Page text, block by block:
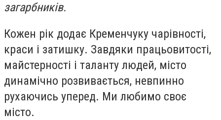
загарбників.
Кожен рік додає Кременчуку чарівності,
краси і затишку. Завдяки працьовитості,
майстерності і таланту людей, місто
динамічно розвивається, невпинно
рухаючись уперед. Ми любимо своє
місто.